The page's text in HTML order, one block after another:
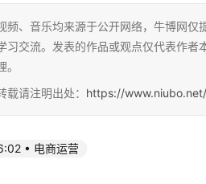
频、音乐均来源于公开网络，牛博网
习交流。发表的作品或观点仅代表作
请注明出处： https://
• 电商运营